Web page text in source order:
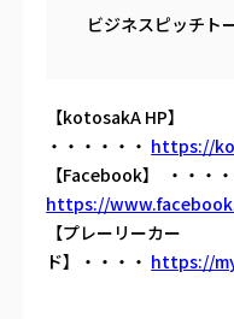
ビジネスピッチト
【kotosakA HP】
・・・・・・ https://
【Facebook】 ・・・
https://
【プレーリーカー
ド】・・・・ https://